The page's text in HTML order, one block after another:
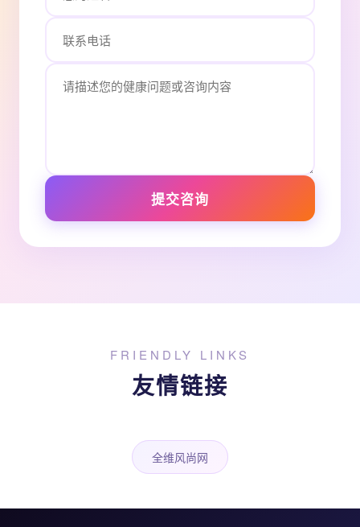
提交咨询
FRIENDLY LINKS
友情链接
全维风尚网